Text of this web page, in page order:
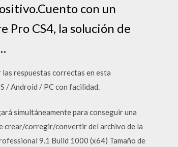
con un
CS4, la solución de
respuestas correctas en esta
/ Android / PC con facilidad.
simultáneamente para conseguir una
crear/corregir/convertir del archivo de la
9.1 Build 1000 (x64) Tamaño de